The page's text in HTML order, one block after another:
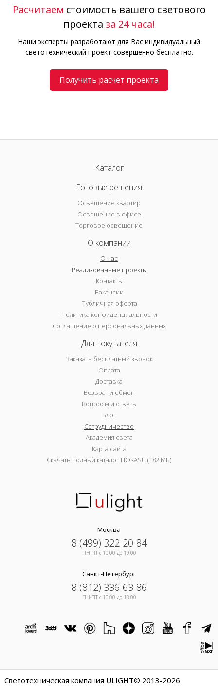
Расчитаем стоимость вашего светового
проекта за 24 часа!
Наши эксперты разработают для Вас индивидуальный
светотехнический проект совершенно бесплатно.
Получить расчет проекта
Каталог
Готовые решения
Освещение квартир
Освещение в офисе
Торговое освещение
О компании
О нас
Реализованные проекты
Контакты
Вакансии
Публичная оферта
Политика конфиденциальности
Соглашение о персональных данных
Для покупателя
Заказать бесплатный звонок
Оплата
Доставка
Возврат и обмен
Вопросы и ответы
Блог
Сотрудничество
Академия света
Карта сайта
Скачать полный каталог HOKASU (182 МБ)
Москва
8 (499) 322-20-84
ПН-ПТ c 10:00 до 19:00
Санкт-Петербург
8 (812) 336-63-86
ПН-ПТ c 10:00 до 18:00
Светотехническая компания ULIGHT© 2013-2026